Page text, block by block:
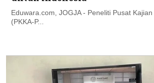
Eduwara.com, JOGJA - Peneliti Pusat
(PKKA-P...